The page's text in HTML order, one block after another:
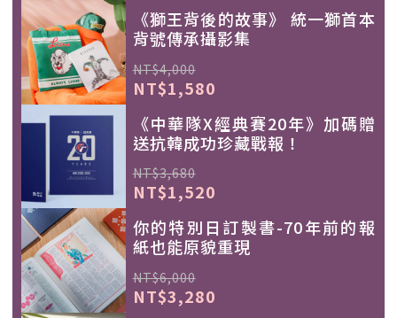
《獅王背後的故事》 統一獅首本
背號傳承攝影集
NT$4,000
NT$1,580
《中華隊X經典賽20年》加碼贈
送抗韓成功珍藏戰報！
NT$3,680
NT$1,520
你的特別日訂製書-70年前的報
紙也能原貌重現
NT$6,000
NT$3,280